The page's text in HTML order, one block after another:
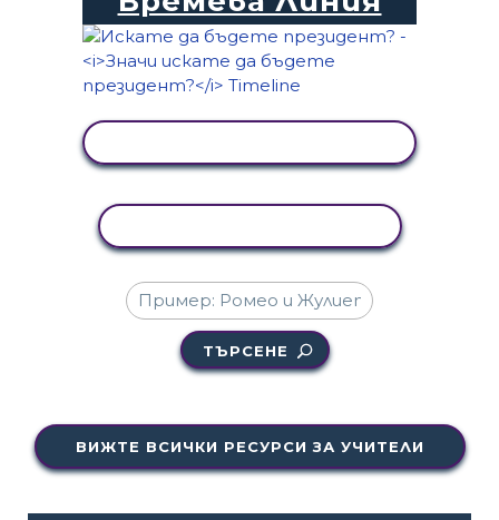
ТЪРСЕНЕ
ВИЖТЕ ВСИЧКИ РЕСУРСИ ЗА УЧИТЕЛИ